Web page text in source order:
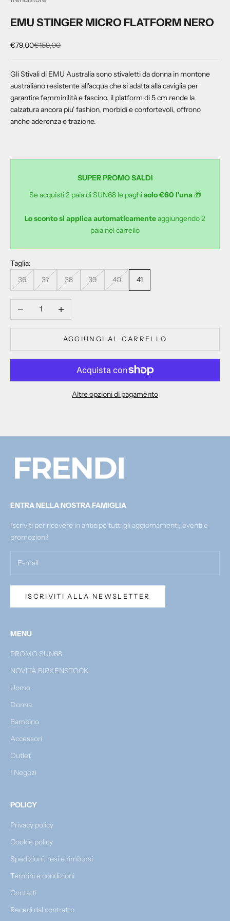
EMU STINGER MICRO FLATFORM NERO
Prezzo scontato
€79,00Prezzo
€159,00
Gli Stivali di EMU Australia sono stivaletti da donna in montone
australiano resistente all'acqua che si adatta alla caviglia per
garantire femminilità e fascino, il platform di 5 cm rende la
calzatura ancora piu' fashion, morbidi e confortevoli, offrono
anche aderenza e trazione.
SUPER PROMO SALDI
Se acquisti 2 paia di SUN68 le paghisolo €60 l'una🎁
Lo sconto si applica automaticamenteaggiungendo 2
paia nel carrello
Taglia:
36
37 38 39 40 41
Diminuisci quantitàAumenta quantità
AGGIUNGI AL CARRELLO
Altre opzioni di pagamento
ENTRA NELLA NOSTRA FAMIGLIA
Iscriviti per ricevere in anticipo tutti gli aggiornamenti, eventi e
promozioni!
ISCRIVITI ALLA NEWSLETTER
MENU
PROMO SUN68
NOVITÀ BIRKENSTOCK
Uomo
Donna
Bambino
Accessori
Outlet
I Negozi
POLICY
Privacy policy
Cookie policy
Spedizioni, resi e rimborsi
Termini e condizioni
Contatti
Recedi dal contratto